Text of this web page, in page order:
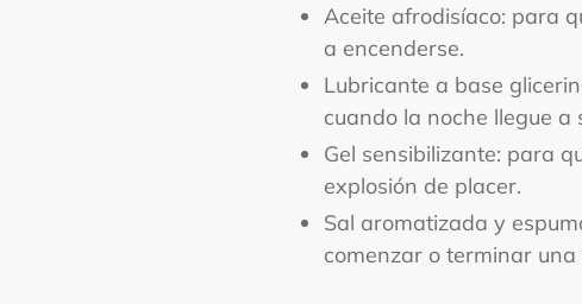
Aceite afrodisíaco: para
a encenderse.
Lubricante a base
cuando la noche llegue a
Gel sensibilizante: para
explosión de placer.
Sal aromatizada y
comenzar o terminar